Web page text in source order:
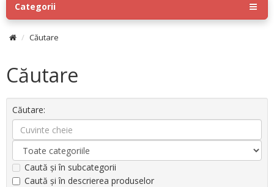
Categorii
Căutare
Căutare
Căutare:
Caută și în subcategorii
Caută și în descrierea produselor